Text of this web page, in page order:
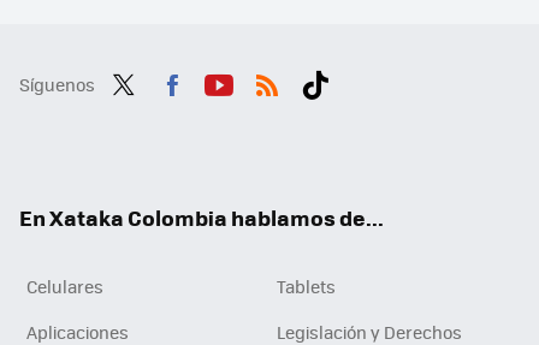
Síguenos
En Xataka Colombia hablamos de...
Celulares
Tablets
Aplicaciones
Legislación y Derechos